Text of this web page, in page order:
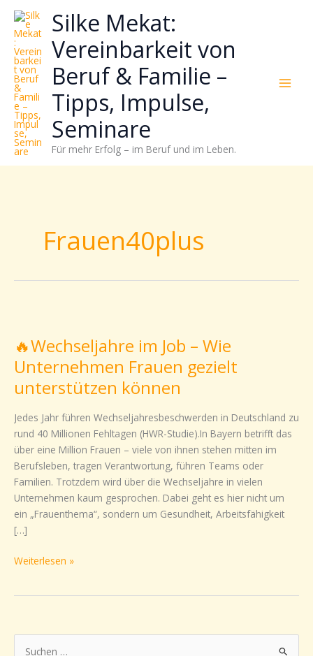
Zum
Inhalt
springen
Silke Mekat:
Vereinbarkeit von
Beruf & Familie –
Tipps, Impulse,
Seminare
Für mehr Erfolg – im Beruf und im Leben.
Frauen40plus
🔥Wechseljahre im Job – Wie
Unternehmen Frauen gezielt
unterstützen können
Jedes Jahr führen Wechseljahresbeschwerden in Deutschland zu
rund 40 Millionen Fehltagen (HWR-Studie).In Bayern betrifft das
über eine Million Frauen – viele von ihnen stehen mitten im
Berufsleben, tragen Verantwortung, führen Teams oder
Familien. Trotzdem wird über die Wechseljahre in vielen
Unternehmen kaum gesprochen. Dabei geht es hier nicht um
ein „Frauenthema“, sondern um Gesundheit, Arbeitsfähigkeit
[…]
im
Job
–
Wie
Frauen
gezielt
unterstützen
können
Weiterlesen »
wie
sich
Stress
reduzieren
Energie
gezielter
einsetzen
lässt?
Einfach